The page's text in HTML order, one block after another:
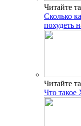
Читайте
Сколько
похудеть
Читайте
Что такое